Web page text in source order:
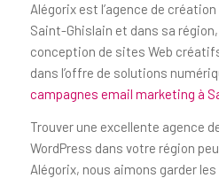
Alégorix est l’agence de
Saint-Ghislain et dans sa
conception de sites Web
dans l’offre de solutions
campagnes email marketing à
Trouver une excellente agence
WordPress dans votre région
Alégorix, nous aimons garder